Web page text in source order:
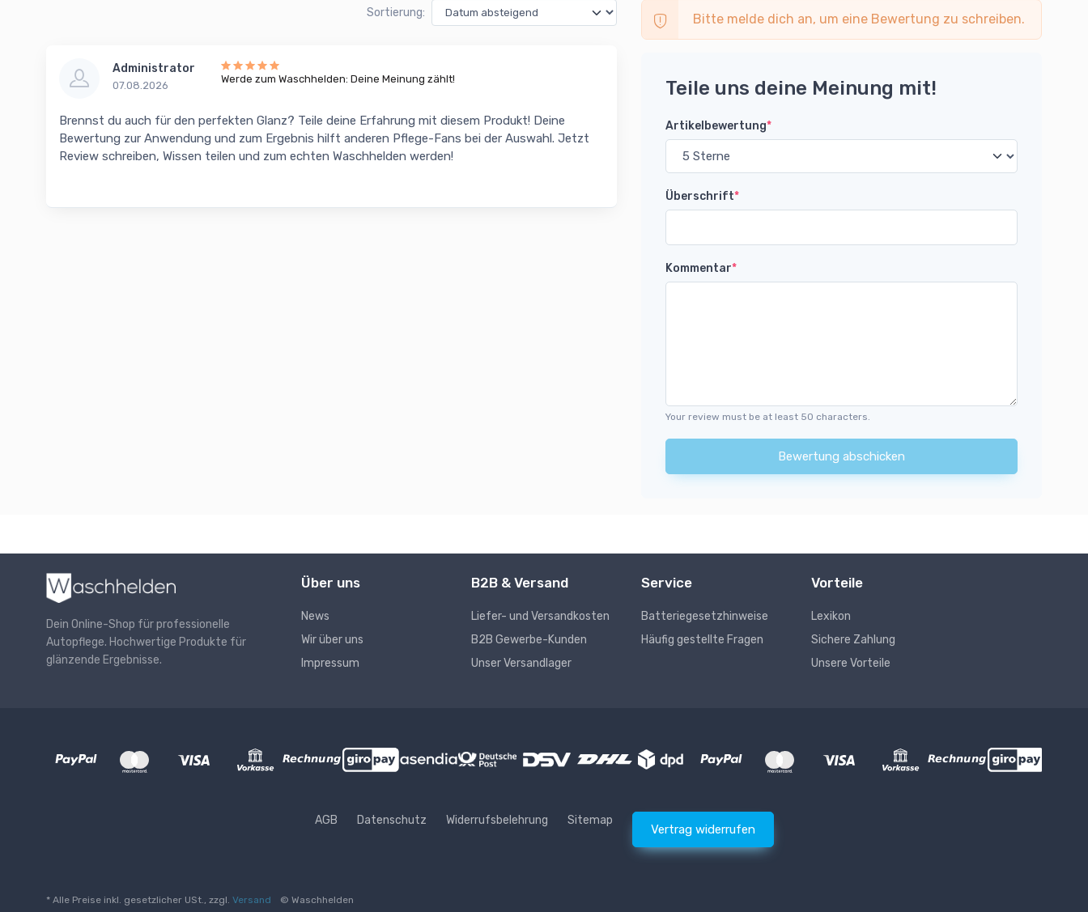
Sortierung:
Administrator
07.08.2026
Werde zum Waschhelden: Deine Meinung zählt!
Brennst du auch für den perfekten Glanz? Teile deine Erfahrung mit diesem Produkt! Deine
Bewertung zur Anwendung und zum Ergebnis hilft anderen Pflege-Fans bei der Auswahl. Jetzt
Review schreiben, Wissen teilen und zum echten Waschhelden werden!
Bitte melde dich an, um eine Bewertung zu schreiben.
Teile uns deine Meinung mit!
Artikelbewertung*
Überschrift*
Kommentar*
Your review must be at least 50 characters.
Bewertung abschicken
Dein Online-Shop für professionelle
Autopflege. Hochwertige Produkte für
glänzende Ergebnisse.
Über uns
News
Wir über uns
Impressum
B2B & Versand
Liefer- und Versandkosten
B2B Gewerbe-Kunden
Unser Versandlager
Service
Batteriegesetzhinweise
Häufig gestellte Fragen
Vorteile
Lexikon
Sichere Zahlung
Unsere Vorteile
AGB Datenschutz Widerrufsbelehrung Sitemap
Vertrag widerrufen
* Alle Preise inkl. gesetzlicher USt., zzgl. Versand © Waschhelden